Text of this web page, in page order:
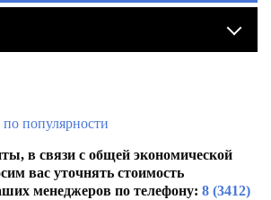
по популярности
в связи с общей экономической
вас уточнять стоимость
менеджеров по телефону: 8 (3412)